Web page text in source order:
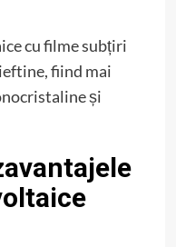
cu filme subțiri
fiind mai
și